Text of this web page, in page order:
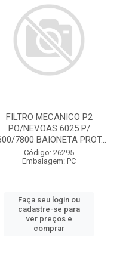
FILTRO MECANICO P2
PO/NEVOAS 6025 P/
7800 BAIONETA PROT...
Código: 26295
Embalagem: PC
Faça seu login ou
cadastre-se para
ver preços e
comprar